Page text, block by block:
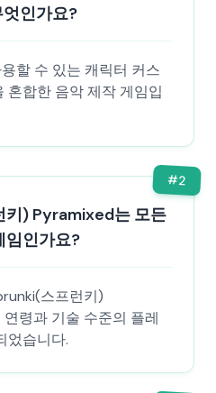
인가요?
할 수 있는 캐릭터 커스
혼합한 음악 제작 게임입
#2
키) Pyramixed는 모든
임인가요?
스프런키)
령과 기술 수준의 플레
었습니다.